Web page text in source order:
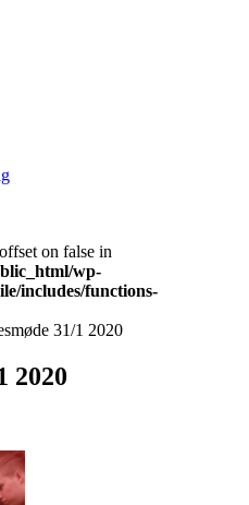
on false in
wp-
includes/functions-
31/1 2020
2020